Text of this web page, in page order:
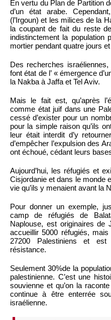
En vertu du Plan de Partition
d’un état arabe.
(l’Irgoun) et les milices de la
la coupant de fait du reste
indistinctement la population
mortier pendant quatre jours
Des recherches
font état de l’ « émergence
la Nakba à Jaffa et Tel Aviv.
Mais le fait est, qu’après
comme état juif dans une
cessé d’exister pour un
pour la simple raison qu’ils
leur était interdit d’y
d’empêcher l’expulsion des
ont échoué, cédant leurs
Aujourd’hui, les réfugiés et
Cisjordanie et dans le monde
vie qu’ils y menaient avant la
Pour donner un exemple,
camp de réfugiés de
Naplouse, est originaires de
accueillir 5000 réfugiés,
27200 Palestiniens et
résistance.
Seulement 30%de la
palestinienne. C’est une
souvienne et qu’on la
continue à être enterrée
israélienne.